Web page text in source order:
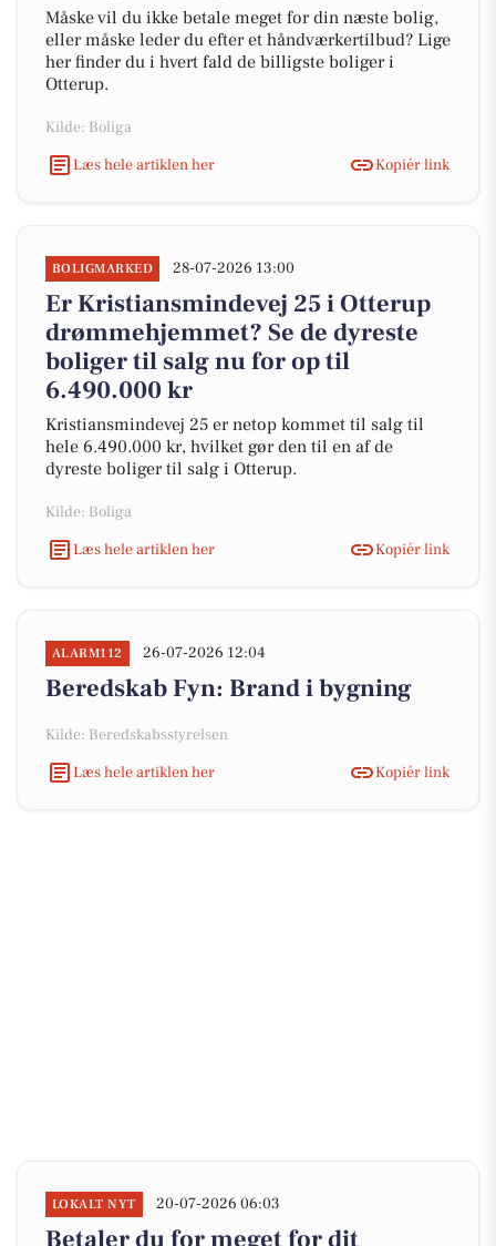
Måske vil du ikke betale meget for din næste bolig,
eller måske leder du efter et håndværkertilbud? Lige
her finder du i hvert fald de billigste boliger i
Otterup.
Kilde: Boliga
Læs hele artiklen her
Kopiér link
BOLIGMARKED 28-07-2026 13:00
Er Kristiansmindevej 25 i Otterup
drømmehjemmet? Se de dyreste
boliger til salg nu for op til
6.490.000 kr
Kristiansmindevej 25 er netop kommet til salg til
hele 6.490.000 kr, hvilket gør den til en af de
dyreste boliger til salg i Otterup.
Kilde: Boliga
Læs hele artiklen her
Kopiér link
ALARM112 26-07-2026 12:04
Beredskab Fyn: Brand i bygning
Kilde: Beredskabsstyrelsen
Læs hele artiklen her
Kopiér link
LOKALT NYT 20-07-2026 06:03
Betaler du for meget for dit